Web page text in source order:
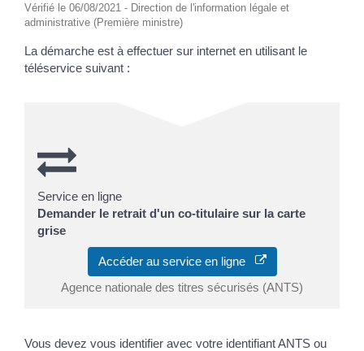
Vérifié le 06/08/2021 - Direction de l'information légale et
administrative (Première ministre)
La démarche est à effectuer sur internet en utilisant le
téléservice suivant :
Service en ligne
Demander le retrait d'un co-titulaire sur la carte
grise
Accéder au service en ligne
Agence nationale des titres sécurisés (ANTS)
Vous devez vous identifier avec votre identifiant ANTS ou